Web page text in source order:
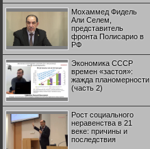
Мохаммед Фидель
Али Селем,
представитель
фронта Полисарио в
РФ
Экономика СССР
времен «застоя»:
жажда планомерности
(часть 2)
Рост социального
неравенства в 21
веке: причины и
последствия